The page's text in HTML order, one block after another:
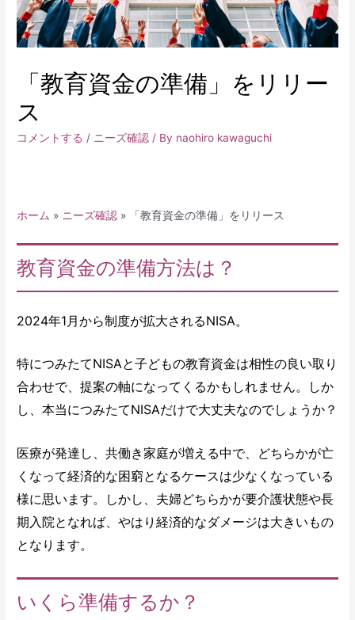
「教育資金の準備」をリリー
ス
コメントする / ニーズ確認 / By naohiro kawaguchi
ホーム » ニーズ確認 » 「教育資金の準備」をリリース
教育資金の準備方法は？
2024年1月から制度が拡大されるNISA。
特につみたてNISAと子どもの教育資金は相性の良い取り
合わせで、提案の軸になってくるかもしれません。しか
し、本当につみたてNISAだけで大丈夫なのでしょうか？
医療が発達し、共働き家庭が増える中で、どちらかが亡
くなって経済的な困窮となるケースは少なくなっている
様に思います。しかし、夫婦どちらかが要介護状態や長
期入院となれば、やはり経済的なダメージは大きいもの
となります。
いくら準備するか？